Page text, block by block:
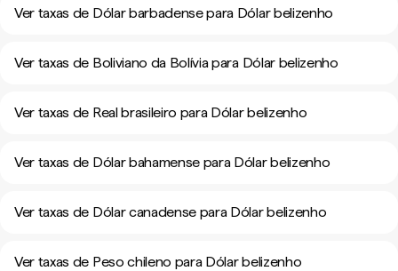
Ver taxas de Dólar barbadense para Dólar belizenho
Ver taxas de Boliviano da Bolívia para Dólar belizenho
Ver taxas de Real brasileiro para Dólar belizenho
Ver taxas de Dólar bahamense para Dólar belizenho
Ver taxas de Dólar canadense para Dólar belizenho
Ver taxas de Peso chileno para Dólar belizenho